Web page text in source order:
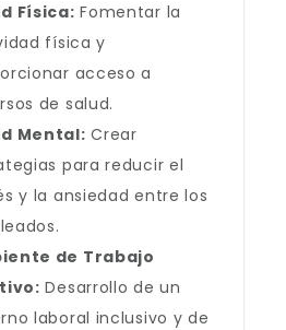
Física: Fomentar la
física y
acceso a
de salud.
Mental: Crear
para reducir el
y la ansiedad entre los
de Trabajo
Desarrollo de un
laboral inclusivo y de